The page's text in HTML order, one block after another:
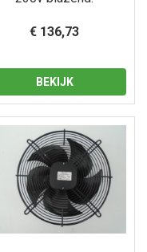
€ 136,73
BEKIJK